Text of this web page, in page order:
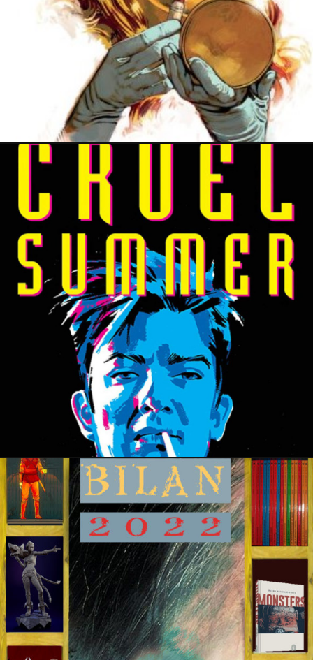
23 janvier 2023
16 décembre 2022